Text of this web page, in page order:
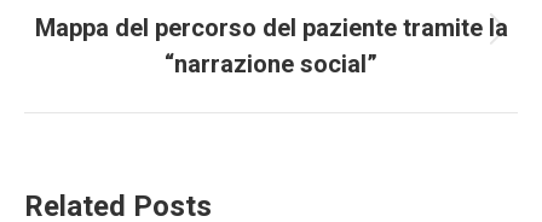
Next
post:
Mappa del percorso del paziente tramite la
“narrazione social”
Related Posts